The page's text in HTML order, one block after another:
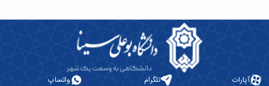
سازمانی
معاونت
غیرایرانی
حمایت‌های
تحصیلی
علوم
معماری
رفاهیفوق
علمی
پیشخوان
آپارات تلگرام واتساپ